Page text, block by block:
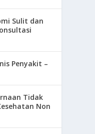
Sulit dan
Penyakit –
Tidak
Non